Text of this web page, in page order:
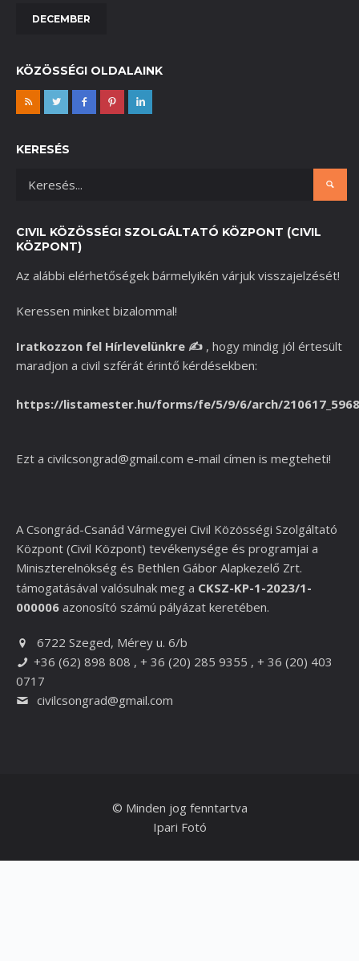
DECEMBER
KÖZÖSSÉGI OLDALAINK
KERESÉS
CIVIL KÖZÖSSÉGI SZOLGÁLTATÓ KÖZPONT (CIVIL
KÖZPONT)
Az alábbi elérhetőségek bármelyikén várjuk visszajelzését!
Keressen minket bizalommal!
Iratkozzon fel Hírlevelünkre ✍️ , hogy mindig jól értesült
maradjon a civil szférát érintő kérdésekben:
https://listamester.hu/forms/fe/5/9/6/arch/
Ezt a civilcsongrad@gmail.com e-mail címen is megteheti!
A Csongrád-Csanád Vármegyei Civil Közösségi Szolgáltató
Központ (Civil Központ) tevékenysége és programjai a
Miniszterelnökség és Bethlen Gábor Alapkezelő Zrt.
támogatásával valósulnak meg a CKSZ-KP-1-2023/1-
000006 azonosító számú pályázat keretében.
6722 Szeged, Mérey u. 6/b
+36 (62) 898 808 , + 36 (20) 285 9355 , + 36 (20) 403
0717
civilcsongrad@gmail.com
© Minden jog fenntartva
Ipari Fotó